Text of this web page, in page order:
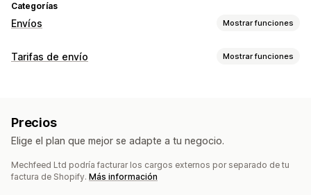
Categorías
Envíos Mostrar funciones
Etiquetas y embalaje
Escaneo de códigos de barras
Reglas de envío
Fecha de entrega
Sincronización de pedidos
Selección de empresa de transportes
Tarifas de envío Mostrar funciones
Basado en el cliente
Basado en la distancia Basado en el producto
Basado en la cantidad Basado en el peso Código postal
Precios
Elige el plan que mejor se adapte a tu negocio.
Mechfeed Ltd podría facturar los cargos externos por separado de tu
factura de Shopify. Más información